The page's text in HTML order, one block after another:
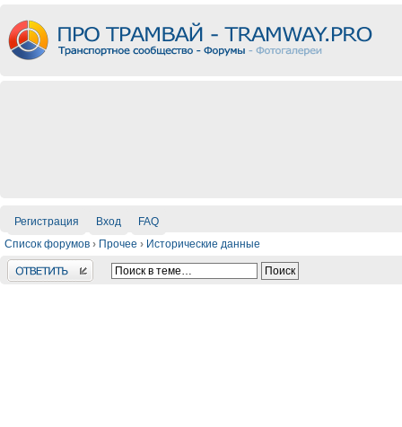
Регистрация Вход
FAQ
Список форумов › Прочее › Исторические данные
Ответить